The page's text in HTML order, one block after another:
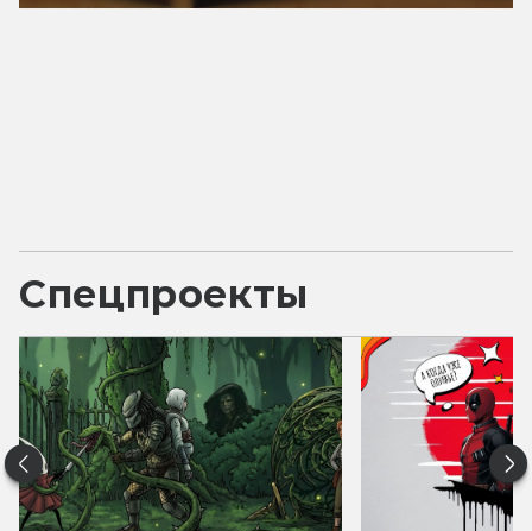
Спецпроекты